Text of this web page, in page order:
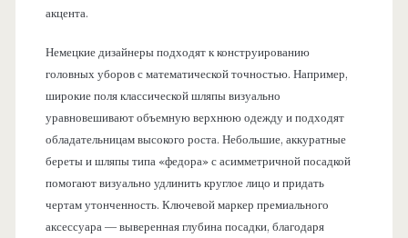
акцента.
Немецкие дизайнеры подходят к конструированию
головных уборов с математической точностью. Например,
широкие поля классической шляпы визуально
уравновешивают объемную верхнюю одежду и подходят
обладательницам высокого роста. Небольшие, аккуратные
береты и шляпы типа «федора» с асимметричной посадкой
помогают визуально удлинить круглое лицо и придать
чертам утонченность. Ключевой маркер премиального
аксессуара — выверенная глубина посадки, благодаря